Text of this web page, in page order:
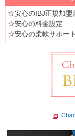
☆安心のIBJ正規加盟
☆安心の料金設定
☆安心の柔軟サポート